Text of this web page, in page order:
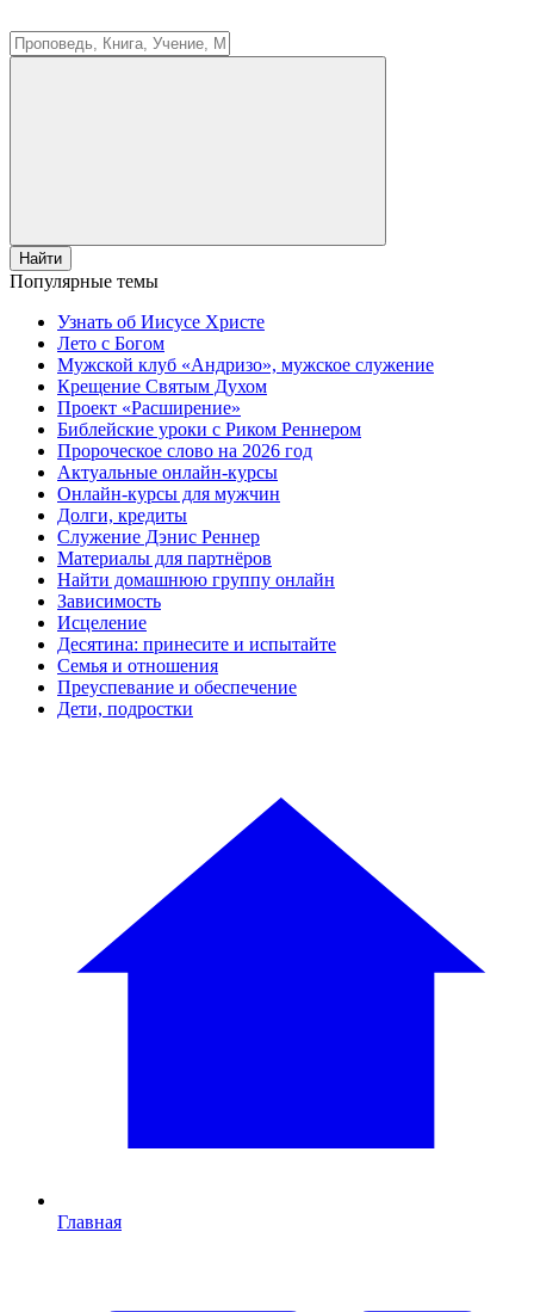
Найти
Популярные темы
Узнать об Иисусе Христе
Лето с Богом
Мужской клуб «Андризо», мужское служение
Крещение Святым Духом
Проект «Расширение»
Библейские уроки с Риком Реннером
Пророческое слово на 2026 год
Актуальные онлайн-курсы
Онлайн-курсы для мужчин
Долги, кредиты
Служение Дэнис Реннер
Материалы для партнёров
Найти домашнюю группу онлайн
Зависимость
Исцеление
Десятина: принесите и испытайте
Семья и отношения
Преуспевание и обеспечение
Дети, подростки
Главная